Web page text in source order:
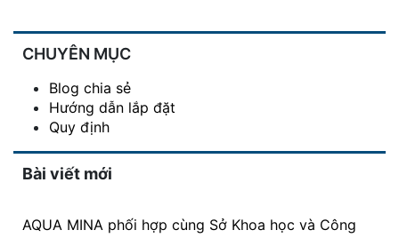
CHUYÊN MỤC
Blog chia sẻ
Hướng dẫn lắp đặt
Quy định
Bài viết mới
AQUA MINA phối hợp cùng Sở Khoa học và Công